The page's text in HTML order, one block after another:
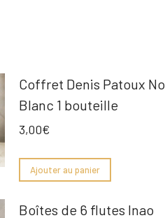
Coffret Denis Patoux
Blanc 1 bouteille
3,00€
Ajouter au panier
Boîtes de 6 flutes Inao